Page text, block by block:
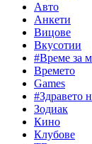
Авто
Анкети
Вицове
Вкусотии
#Време за
Времето
Games
#Здравето
Зодиак
Кино
Клубове